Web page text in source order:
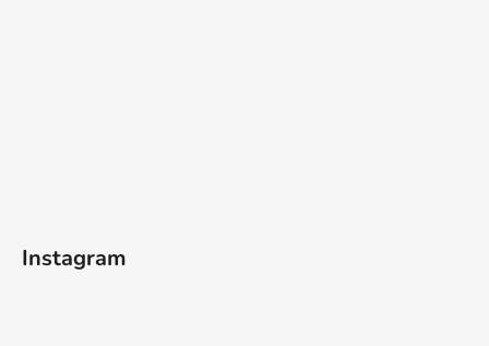
Instagram